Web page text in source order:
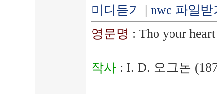
미디듣기 | nwc 파일받
영문명 : Tho your
작사: I. D. 오그돈